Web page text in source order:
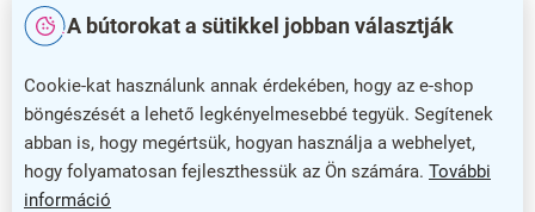
A bútorokat a sütikkel jobban választják
Cookie-kat használunk annak érdekében, hogy az e-shop
böngészését a lehető legkényelmesebbé tegyük. Segítenek
abban is, hogy megértsük, hogyan használja a webhelyet,
hogy folyamatosan fejleszthessük az Ön számára. További
információ
–36 %